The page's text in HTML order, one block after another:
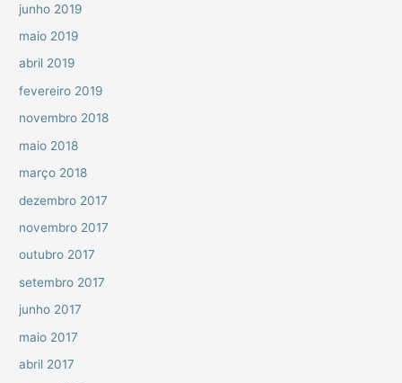
junho 2019
maio 2019
abril 2019
fevereiro 2019
novembro 2018
maio 2018
março 2018
dezembro 2017
novembro 2017
outubro 2017
setembro 2017
junho 2017
maio 2017
abril 2017